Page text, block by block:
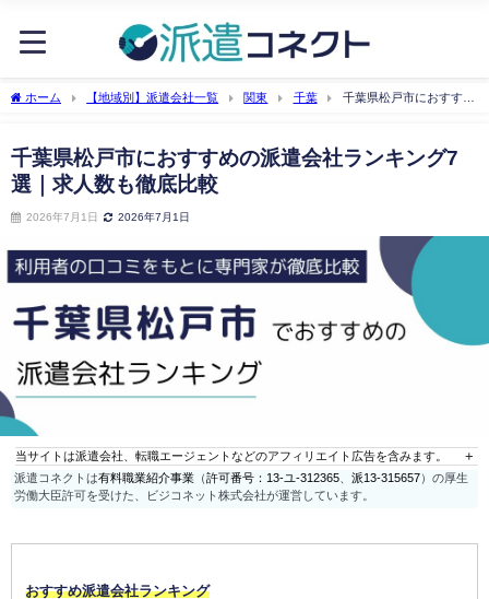
ホーム 【地域別】派遣会社一覧 関東 千葉
千葉県松戸市におすすめ
千葉県松戸市におすすめの派遣会社ランキング7
選｜求人数も徹底比較
2026年7月1日 2026年7月1日
当サイトは派遣会社、転職エージェントなどのアフィリエイト広告を含みます。
派遣コネクトは有料職業紹介事業 （許可番号：13-ユ-312365 派13-315657）の厚生
労働大臣許可を受けた、ビジコネット株式会社が運営しています。
おすすめ派遣会社ランキング